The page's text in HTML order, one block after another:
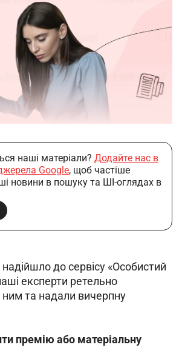
наші матеріали? Додайте нас в
Google, щоб частіше
новини в пошуку та ШІ-оглядах в
до сервісу «Особистий
експерти ретельно
та надали вичерпну
премію або матеріальну